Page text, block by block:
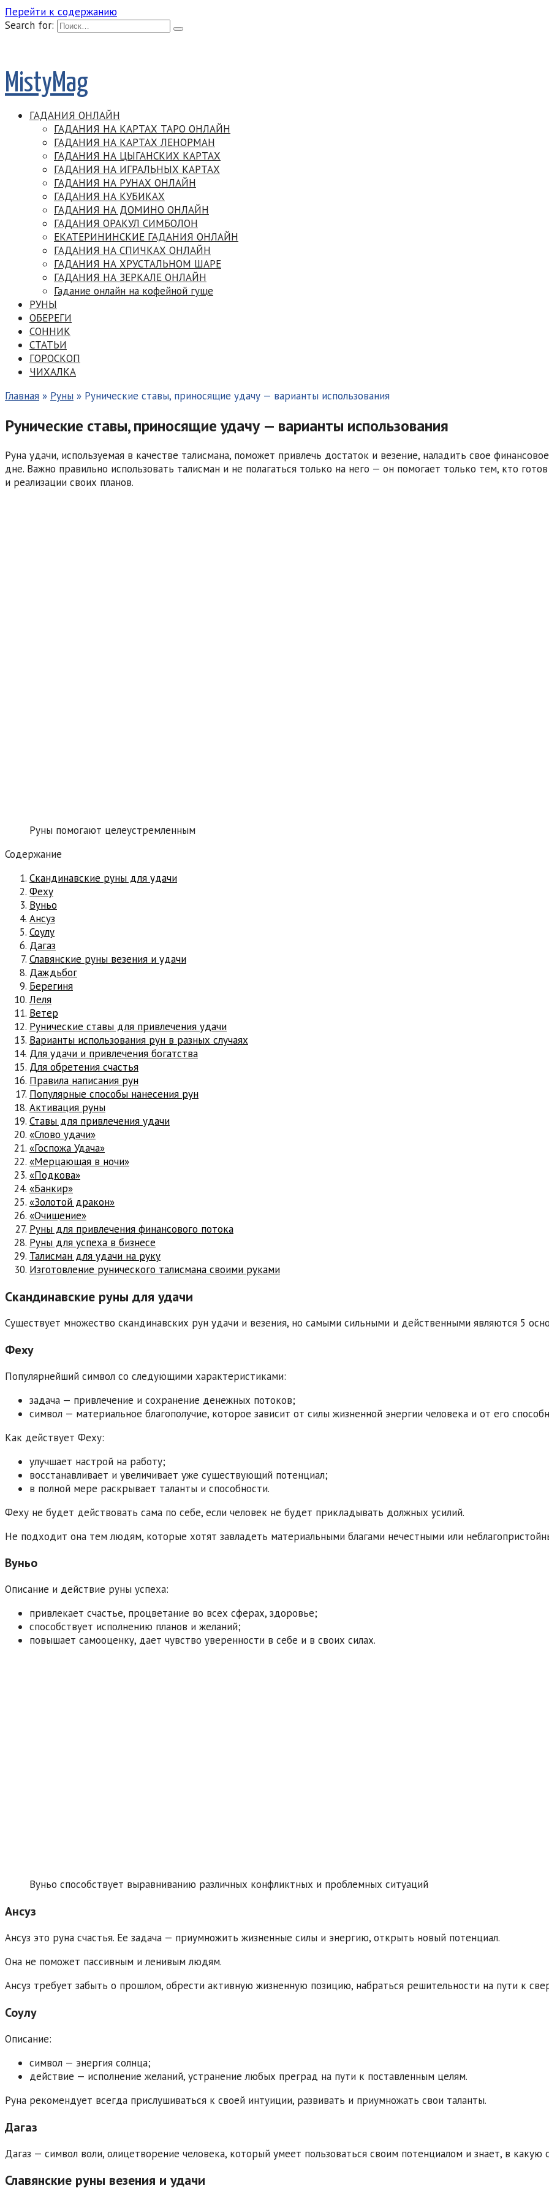
Перейти к содержанию
Search for:
MistyMag
ГАДАНИЯ ОНЛАЙН
ГАДАНИЯ НА КАРТАХ ТАРО ОНЛАЙН
ГАДАНИЯ НА КАРТАХ ЛЕНОРМАН
ГАДАНИЯ НА ЦЫГАНСКИХ КАРТАХ
ГАДАНИЯ НА ИГРАЛЬНЫХ КАРТАХ
ГАДАНИЯ НА РУНАХ ОНЛАЙН
ГАДАНИЯ НА КУБИКАХ
ГАДАНИЯ НА ДОМИНО ОНЛАЙН
ГАДАНИЯ ОРАКУЛ СИМБОЛОН
ЕКАТЕРИНИНСКИЕ ГАДАНИЯ ОНЛАЙН
ГАДАНИЯ НА СПИЧКАХ ОНЛАЙН
ГАДАНИЯ НА ХРУСТАЛЬНОМ ШАРЕ
ГАДАНИЯ НА ЗЕРКАЛЕ ОНЛАЙН
Гадание онлайн на кофейной гуще
РУНЫ
ОБЕРЕГИ
СОННИК
СТАТЬИ
ГОРОСКОП
ЧИХАЛКА
Главная » Руны » Рунические ставы, приносящие удачу — варианты использования
Рунические ставы, приносящие удачу — варианты использования
Руна удачи, используемая в качестве талисмана, поможет привлечь достаток и везение, наладить свое
дне. Важно правильно использовать талисман и не полагаться только на него — он помогает только тем, кто
и реализации своих планов.
Руны помогают целеустремленным
Содержание
Скандинавские руны для удачи
Феху
Вуньо
Ансуз
Соулу
Дагаз
Славянские руны везения и удачи
Даждьбог
Берегиня
Леля
Ветер
Рунические ставы для привлечения удачи
Варианты использования рун в разных случаях
Для удачи и привлечения богатства
Для обретения счастья
Правила написания рун
Популярные способы нанесения рун
Активация руны
Ставы для привлечения удачи
«Слово удачи»
«Госпожа Удача»
«Мерцающая в ночи»
«Подкова»
«Банкир»
«Золотой дракон»
«Очищение»
Руны для привлечения финансового потока
Руны для успеха в бизнесе
Талисман для удачи на руку
Изготовление рунического талисмана своими руками
Скандинавские руны для удачи
Существует множество скандинавских рун удачи и везения, но самыми сильными и действенными являются 5
Феху
Популярнейший символ со следующими характеристиками:
задача — привлечение и сохранение денежных потоков;
символ — материальное благополучие, которое зависит от силы жизненной энергии человека и от его
Как действует Феху:
улучшает настрой на работу;
восстанавливает и увеличивает уже существующий потенциал;
в полной мере раскрывает таланты и способности.
Феху не будет действовать сама по себе, если человек не будет прикладывать должных усилий.
Не подходит она тем людям, которые хотят завладеть материальными благами нечестными или
Вуньо
Описание и действие руны успеха:
привлекает счастье, процветание во всех сферах, здоровье;
способствует исполнению планов и желаний;
повышает самооценку, дает чувство уверенности в себе и в своих силах.
Вуньо способствует выравниванию различных конфликтных и проблемных ситуаций
Ансуз
Ансуз это руна счастья. Ее задача — приумножить жизненные силы и энергию, открыть новый потенциал.
Она не поможет пассивным и ленивым людям.
Ансуз требует забыть о прошлом, обрести активную жизненную позицию, набраться решительности на пути к
Соулу
Описание:
символ — энергия солнца;
действие — исполнение желаний, устранение любых преград на пути к поставленным целям.
Руна рекомендует всегда прислушиваться к своей интуиции, развивать и приумножать свои таланты.
Дагаз
Дагаз — символ воли, олицетворение человека, который умеет пользоваться своим потенциалом и знает, в какую
Славянские руны везения и удачи